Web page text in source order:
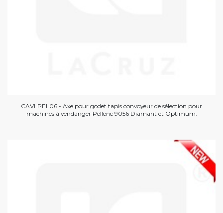
CAVLPEL06 - Axe pour godet tapis convoyeur de sélection pour
machines à vendanger Pellenc 9056 Diamant et Optimum.